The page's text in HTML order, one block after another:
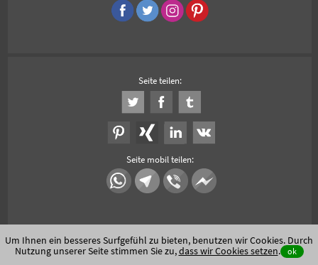
Seite teilen:
Seite mobil teilen:
Um Ihnen ein besseres Surfgefühl zu bieten, benutzen wir Cookies. Durch
Nutzung unserer Seite stimmen Sie zu,dass wir Cookies setzen. ok